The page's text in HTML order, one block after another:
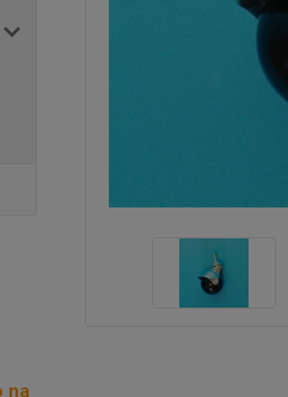
na